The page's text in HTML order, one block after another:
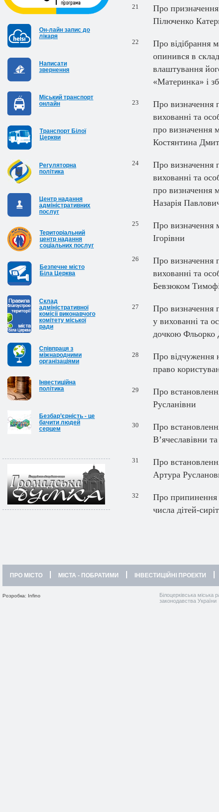
Он-лайн запис до
лікаря
Написати
звернення
Міський транспорт
онлайн
Транспорт Білої
Церкви
Регуляторна
політика
Центр надання
адміністративних
послуг
Територіальний
центр надання
соціальних послуг
Безпечне місто
Біла Церква
Cклад
адміністративної
комісії виконавчого
комітету міської
ради
Співпраця з
міжнародними
організаціями
Інвестиційна
політика
Безбар’єрність - це
бачити людей
серцем
21
Про
Пілюченко
22
Про відібрання
опинився в
влаштування
«Материнка» і
23
Про визначення
вихованні та
про визначення
Костянтина
24
Про визначення
вихованні та
про визначення
Назарія
25
Про визначення
Ігорівни
26
Про визначення
вихованні та
Бевзюком
27
Про визначення
у вихованні та
дочкою Фльорко
28
Про відчуження
право
29
Про
Русланівни
30
Про
В’ячеславівни
31
Про
Артура
32
Про припинення
числа дітей-
ПРО МІСТО МІСТА - ПОБРАТИМИ ІНВЕСТИЦІЙНІ ПРОЕКТИ
Розробка: Infino
Білоцерківська міська
законодавства України